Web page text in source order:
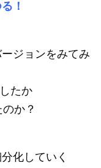
！
ジョンをみてみ
たか
か？
化していく